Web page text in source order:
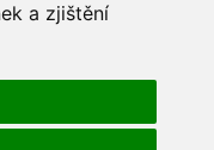
a zjištění